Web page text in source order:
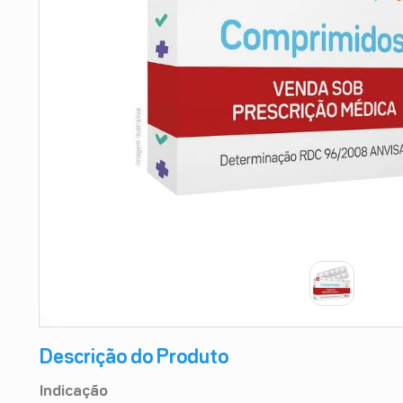
Descrição do Produto
Indicação
10ºabsorvente